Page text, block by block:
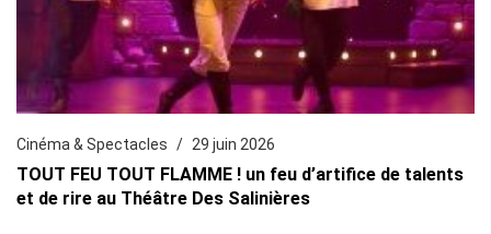
Cinéma & Spectacles 29 juin 2026
TOUT FEU TOUT FLAMME ! un feu d’artifice de talents
et de rire au Théâtre Des Salinières